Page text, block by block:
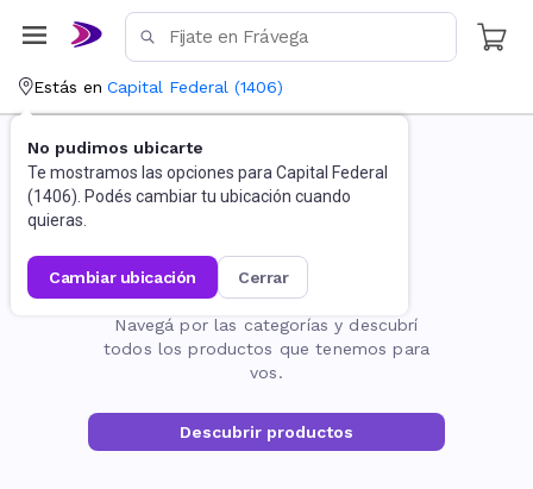
Estás en Capital Federal (1406)
No pudimos ubicarte
Te mostramos las opciones para Capital Federal
(1406). Podés cambiar tu ubicación cuando
quieras.
cambiar ubicación cerrar
La página no existe
Navegá por las categorías y descubrí
todos los productos que tenemos para
vos.
Descubrir productos